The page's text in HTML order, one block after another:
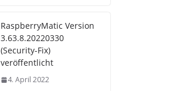
RaspberryMatic Version
3.63.8.20220330
(Security-Fix)
veröffentlicht
4. April 2022